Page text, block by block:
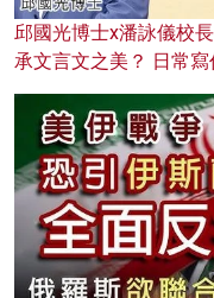
邱國光博士x潘詠儀校
承文言文之美？ 日常寫